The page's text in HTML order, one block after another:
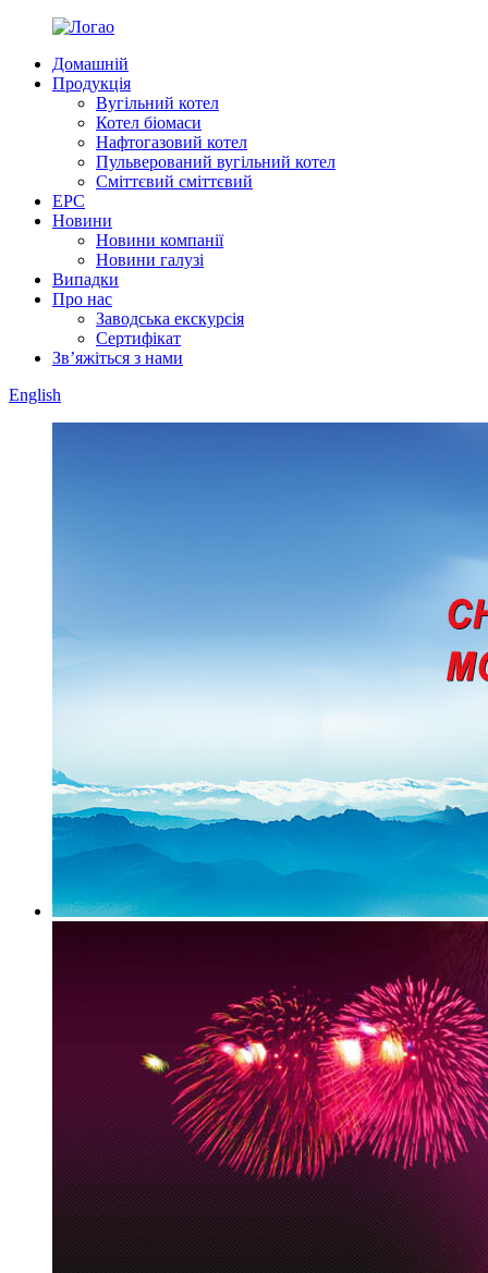
Домашній
Продукція
Вугільний котел
Котел біомаси
Нафтогазовий котел
Пульверований вугільний котел
Сміттєвий сміттєвий
EPC
Новини
Новини компанії
Новини галузі
Випадки
Про нас
Заводська екскурсія
Сертифікат
Зв’яжіться з нами
English